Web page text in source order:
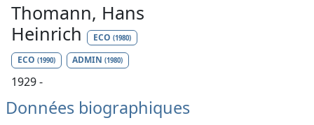
Thomann, Hans
Heinrich
ECO (1980)
ECO (1990) ADMIN(1980)
1929 -
Données biographiques